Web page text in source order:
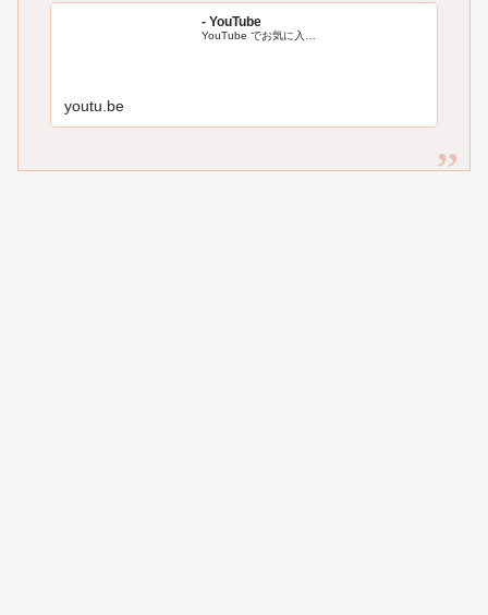
- YouTube
YouTube でお気に入…
youtu.be